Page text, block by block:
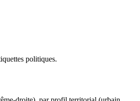
politiques.